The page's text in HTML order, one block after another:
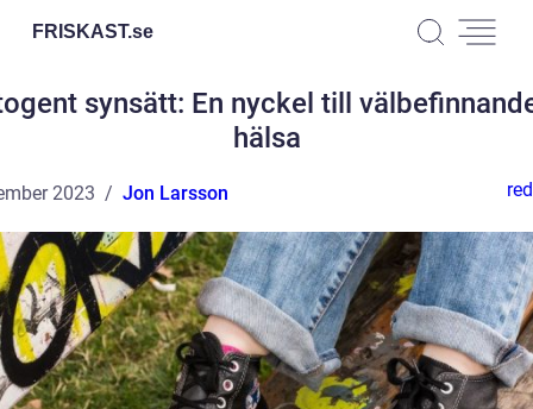
FRISKAST.se
synsätt: En nyckel till
hälsa
2023 Jon Larsson